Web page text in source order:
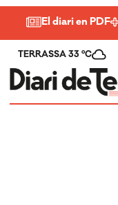
El diari en PDF
TERRASSA 33 ºC